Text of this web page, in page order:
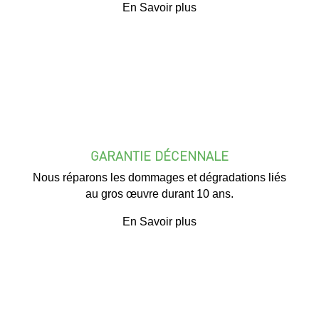
En Savoir plus
GARANTIE DÉCENNALE
Nous réparons les dommages et dégradations liés
au gros œuvre durant 10 ans.
En Savoir plus